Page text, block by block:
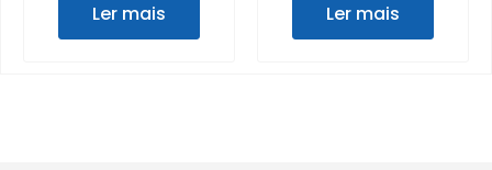
Ler mais Ler mais